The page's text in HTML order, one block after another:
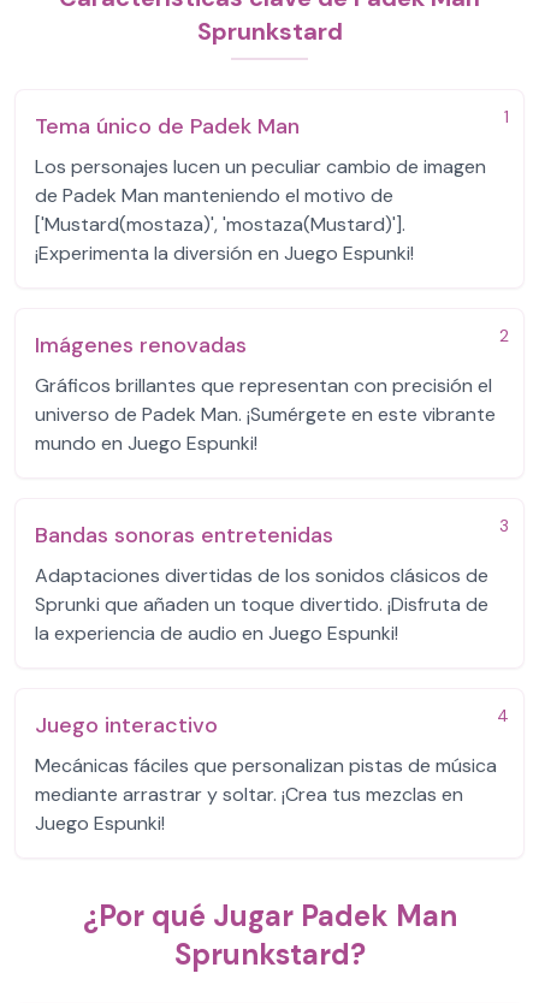
Sprunkstard
1
Tema único de Padek Man
Los personajes lucen un peculiar cambio de imagen
de Padek Man manteniendo el motivo de
['Mustard(mostaza)', 'mostaza(Mustard)'].
¡Experimenta la diversión en Juego Espunki!
2
Imágenes renovadas
Gráficos brillantes que representan con precisión el
universo de Padek Man. ¡Sumérgete en este vibrante
mundo en Juego Espunki!
3
Bandas sonoras entretenidas
Adaptaciones divertidas de los sonidos clásicos de
Sprunki que añaden un toque divertido. ¡Disfruta de
la experiencia de audio en Juego Espunki!
4
Juego interactivo
Mecánicas fáciles que personalizan pistas de música
mediante arrastrar y soltar. ¡Crea tus mezclas en
Juego Espunki!
¿Por qué Jugar Padek Man
Sprunkstard?